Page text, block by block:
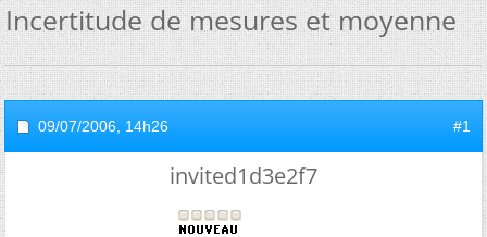
Incertitude de mesures et moyenne
09/07/2006, 14h26 #1
invited1d3e2f7